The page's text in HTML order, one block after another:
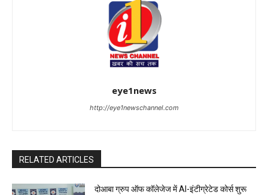
eye1news
http://eye1newschannel.com
RELATED ARTICLES
दोआबा ग्रुप ऑफ कॉलेजेज में AI-इंटीग्रेटेड कोर्स शुरू